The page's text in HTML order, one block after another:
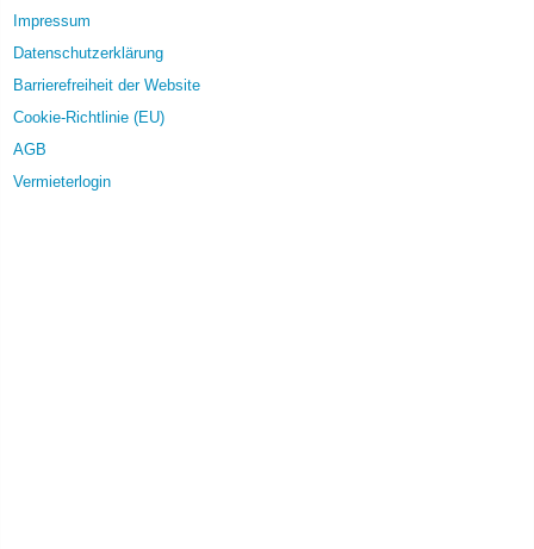
Impressum
Datenschutzerklärung
Barrierefreiheit der Website
Cookie-Richtlinie (EU)
AGB
Vermieterlogin